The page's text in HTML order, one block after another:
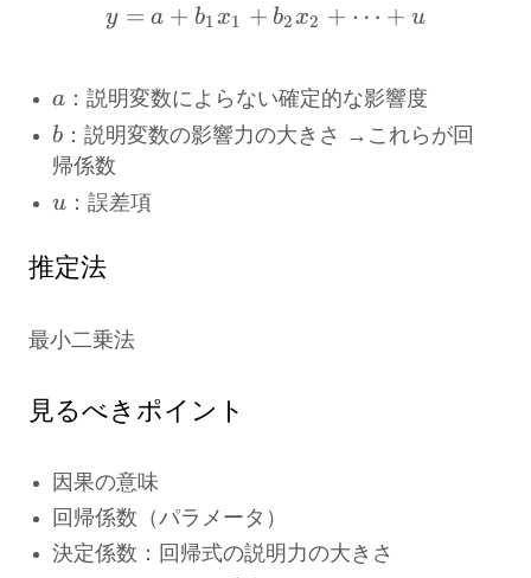
y = a + b_1 x_1 + b_2
y = a + b1x1 + b2x2 + ⋯ + u
a
a ：説明変数によらない確定的な影響度
b
b ：説明変数の影響力の大きさ →これらが回
帰係数
u
u ：誤差項
推定法
最小二乗法
見るべきポイント
因果の意味
回帰係数（パラメータ）
決定係数：回帰式の説明力の大きさ